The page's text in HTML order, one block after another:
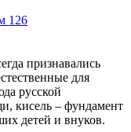
126
признавались
для
русской
кисель – фундамент
детей и внуков.